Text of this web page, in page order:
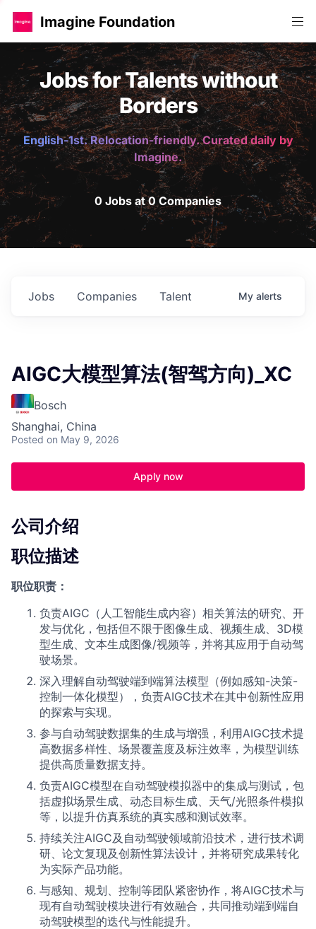
Imagine Foundation
Jobs for Talents without
Borders
English-1st. Relocation-friendly. Curated daily by
Imagine.
0 Jobs at 0 Companies
Jobs Companies Talent My alerts
AIGC大模型算法(智驾方向)_XC
Bosch
Shanghai, China
Posted on May 9, 2026
Apply now
公司介绍
职位描述
职位职责：
负责AIGC（人工智能生成内容）相关算法的研究、开
发与优化，包括但不限于图像生成、视频生成、3D模
型生成、文本生成图像/视频等，并将其应用于自动驾
驶场景。
深入理解自动驾驶端到端算法模型（例如感知-决策-
控制一体化模型），负责AIGC技术在其中创新性应用
的探索与实现。
参与自动驾驶数据集的生成与增强，利用AIGC技术提
高数据多样性、场景覆盖度及标注效率，为模型训练
提供高质量数据支持。
负责AIGC模型在自动驾驶模拟器中的集成与测试，包
括虚拟场景生成、动态目标生成、天气/光照条件模拟
等，以提升仿真系统的真实感和测试效率。
持续关注AIGC及自动驾驶领域前沿技术，进行技术调
研、论文复现及创新性算法设计，并将研究成果转化
为实际产品功能。
与感知、规划、控制等团队紧密协作，将AIGC技术与
现有自动驾驶模块进行有效融合，共同推动端到端自
动驾驶模型的迭代与性能提升。